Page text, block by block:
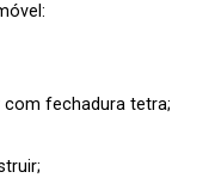
fechadura tetra;